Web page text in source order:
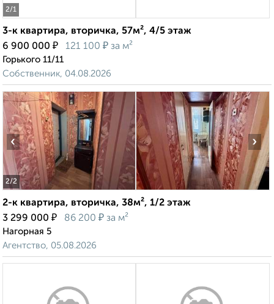
2/1
3-к квартира, вторичка, 57м², 4/5 этаж
6 900 000 ₽ 121 100 ₽ за м²
Горького 11/11
Собственник, 04.08.2026
2/2
‹ ›
2-к квартира, вторичка, 38м², 1/2 этаж
3 299 000 ₽ 86 200 ₽ за м²
Нагорная 5
Агентство, 05.08.2026